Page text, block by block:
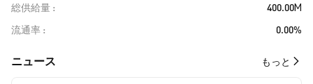
総供給量
400.00M
流通率
0.00%
​​ニュース​​ もっと